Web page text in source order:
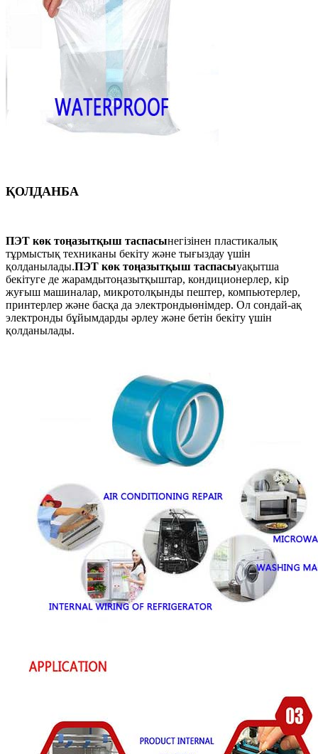
ҚОЛДАНБА
ПЭТ көк тоңазытқыш таспасынегізінен пластикалық
тұрмыстық техниканы бекіту және тығыздау үшін
қолданылады.ПЭТ көк тоңазытқыш таспасыуақытша
бекітуге де жарамдытоңазытқыштар, кондиционерлер, кір
жуғыш машиналар, микротолқынды пештер, компьютерлер,
принтерлер және басқа да электрондыөнімдер. Ол сондай-ақ
электронды бұйымдарды әрлеу және бетін бекіту үшін
қолданылады.